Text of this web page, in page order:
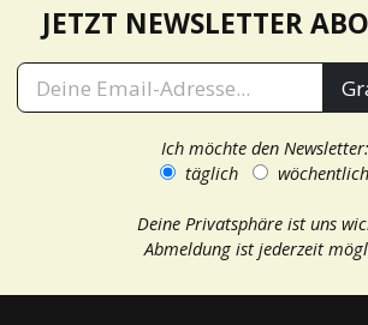
JETZT NEWSLETTER
Ich möchte den Newsletter:
täglich
wöchentlich
Deine Privatsphäre ist uns
Abmeldung ist jederzeit